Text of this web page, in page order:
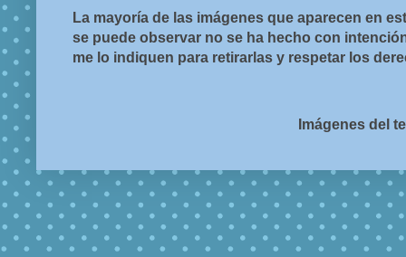
La mayoría de las imágenes que aparecen en
se puede observar no se ha hecho con
me lo indiquen para retirarlas y respetar los
Imágenes del